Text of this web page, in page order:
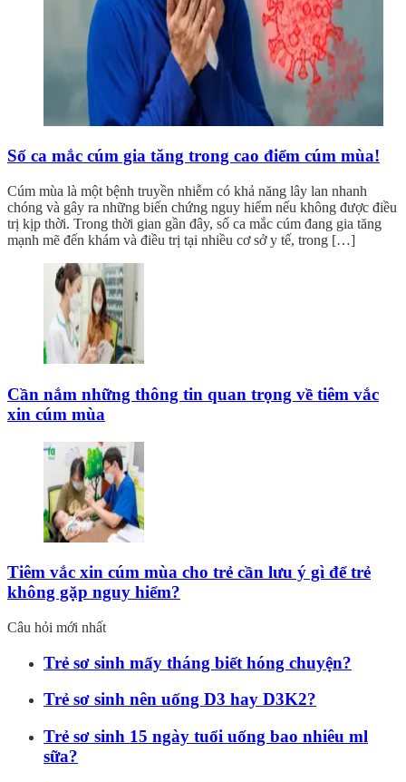
Số ca mắc cúm gia tăng trong cao điểm cúm mùa!
Cúm mùa là một bệnh truyền nhiễm có khả năng lây lan nhanh
chóng và gây ra những biến chứng nguy hiểm nếu không được điều
trị kịp thời. Trong thời gian gần đây, số ca mắc cúm đang gia tăng
mạnh mẽ đến khám và điều trị tại nhiều cơ sở y tế, trong […]
Cần nắm những thông tin quan trọng về tiêm vắc
xin cúm mùa
Tiêm vắc xin cúm mùa cho trẻ cần lưu ý gì để trẻ
không gặp nguy hiểm?
Câu hỏi mới nhất
Trẻ sơ sinh mấy tháng biết hóng chuyện?
Trẻ sơ sinh nên uống D3 hay D3K2?
Trẻ sơ sinh 15 ngày tuổi uống bao nhiêu ml
sữa?